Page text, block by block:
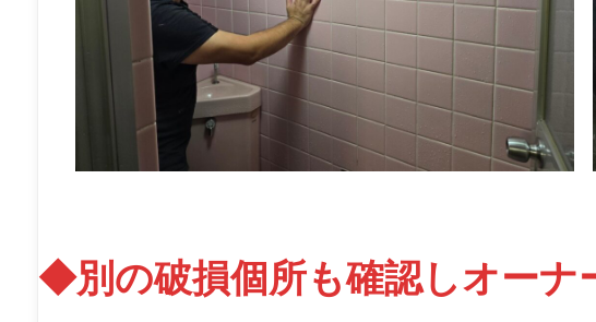
◆別の破損個所も確認しオーナ